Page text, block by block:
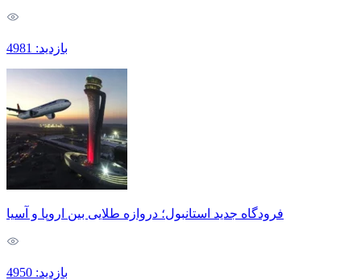
بازدید: 4981
فرودگاه جدید استانبول؛ دروازه طلایی بین اروپا و آسیا
بازدید: 4950